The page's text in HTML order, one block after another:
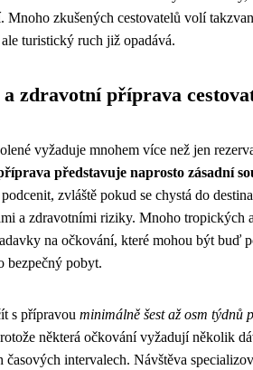
Mnoho zkušených cestovatelů volí
turistický ruch již opadává.
zdravotní příprava
vyžaduje mnohem více než jen
představuje naprosto zásadní
zvláště pokud se chystá do
a zdravotními riziky. Mnoho tropických
na očkování, které mohou být buď
bezpečný pobyt.
s přípravou minimálně šest až osm týdnů
některá očkování vyžadují několik
intervalech. Návštěva